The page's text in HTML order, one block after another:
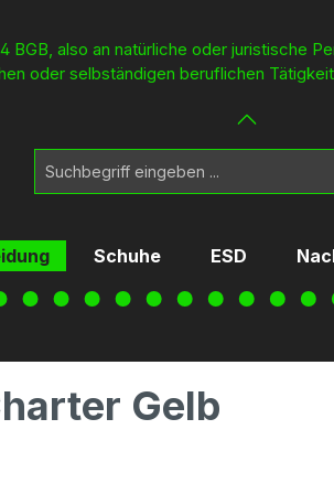
BGB, also an natürliche oder juristische
oder selbständigen beruflichen
Schuhe ESD
Gelb